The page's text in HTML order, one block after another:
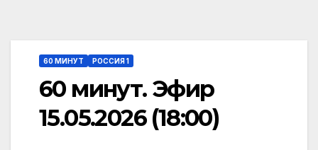
60 МИНУТ РОССИЯ 1
60 минут. Эфир
15.05.2026 (18:00)